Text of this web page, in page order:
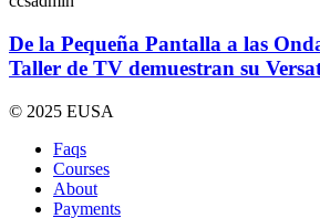
De la Pequeña Pantalla a las
Taller de TV demuestran su
© 2025 EUSA
Faqs
Courses
About
Payments